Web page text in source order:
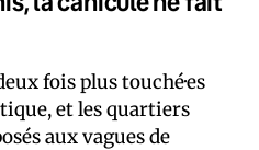
fois plus touché·es
et les quartiers
aux vagues de